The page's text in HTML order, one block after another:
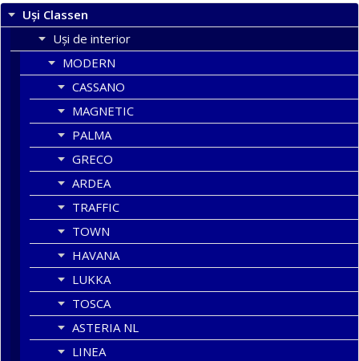
Uși Classen
Uși de interior
MODERN
CASSANO
MAGNETIC
PALMA
GRECO
ARDEA
TRAFFIC
TOWN
HAVANA
LUKKA
TOSCA
ASTERIA NL
LINEA